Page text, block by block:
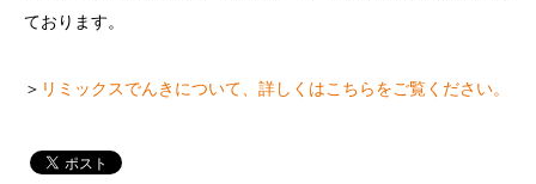
ております。
＞ リミックスでんきについて、詳しくはこちらをご覧ください。